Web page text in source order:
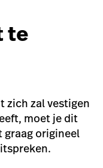
te
zich zal vestigen
moet je dit
graag origineel